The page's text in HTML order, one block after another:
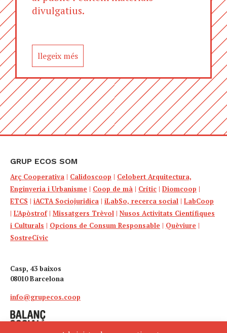
divulgatius.
llegeix més
GRUP ECOS SOM
Arç Cooperativa | Calidoscoop | Celobert Arquitectura,
Enginyeria i Urbanisme | Coop de mà | Crític | Diomcoop |
ETCS | iACTA Sociojuridica | iLabSo, recerca social | LabCoop
| L’Apòstrof| Missatgers Trèvol | Nusos Activitats Científiques
i Culturals | Opcions de Consum Responsable | Quèviure |
SostreCívic
Casp, 43 baixos
08010 Barcelona
info@grupecos.coop